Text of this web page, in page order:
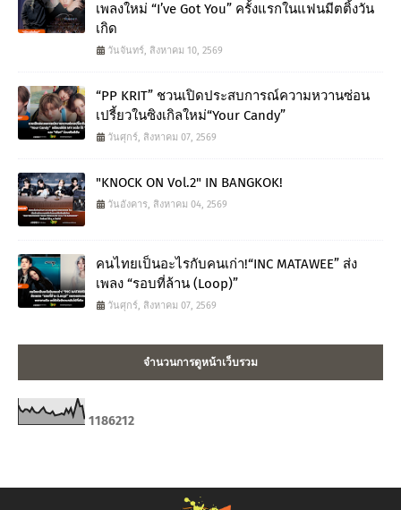
เพลงใหม่ “I’ve Got You” ครั้งแรกในแฟนมีตติ้งวัน
เกิด
วันจันทร์, สิงหาคม 10, 2569
“PP KRIT” ชวนเปิดประสบการณ์ความหวานซ่อน
เปรี้ยวในซิงเกิลใหม่“Your Candy”
วันศุกร์, สิงหาคม 07, 2569
"KNOCK ON Vol.2" IN BANGKOK!
วันอังคาร, สิงหาคม 04, 2569
คนไทยเป็นอะไรกับคนเก่า!“INC MATAWEE” ส่ง
เพลง “รอบที่ล้าน (Loop)”
วันศุกร์, สิงหาคม 07, 2569
จำนวนการดูหน้าเว็บรวม
1186212